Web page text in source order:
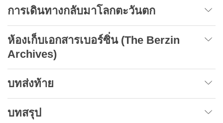
การเดินทางกลับมาโลกตะวันตก
ห้องเก็บเอกสารเบอร์ซิ่น (The Berzin
Archives)
บทส่งท้าย
บทสรุป